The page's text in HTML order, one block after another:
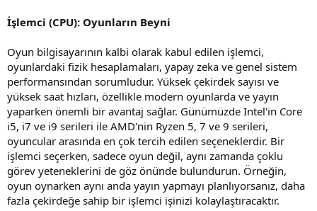
İşlemci (CPU): Oyunların Beyni
Oyun bilgisayarının kalbi olarak kabul edilen işlemci,
oyunlardaki fizik hesaplamaları, yapay zeka ve genel sistem
performansından sorumludur. Yüksek çekirdek sayısı ve
yüksek saat hızları, özellikle modern oyunlarda ve yayın
yaparken önemli bir avantaj sağlar. Günümüzde Intel'in Core
i5, i7 ve i9 serileri ile AMD'nin Ryzen 5, 7 ve 9 serileri,
oyuncular arasında en çok tercih edilen seçeneklerdir. Bir
işlemci seçerken, sadece oyun değil, aynı zamanda çoklu
görev yeteneklerini de göz önünde bulundurun. Örneğin,
oyun oynarken aynı anda yayın yapmayı planlıyorsanız, daha
fazla çekirdeğe sahip bir işlemci işinizi kolaylaştıracaktır.